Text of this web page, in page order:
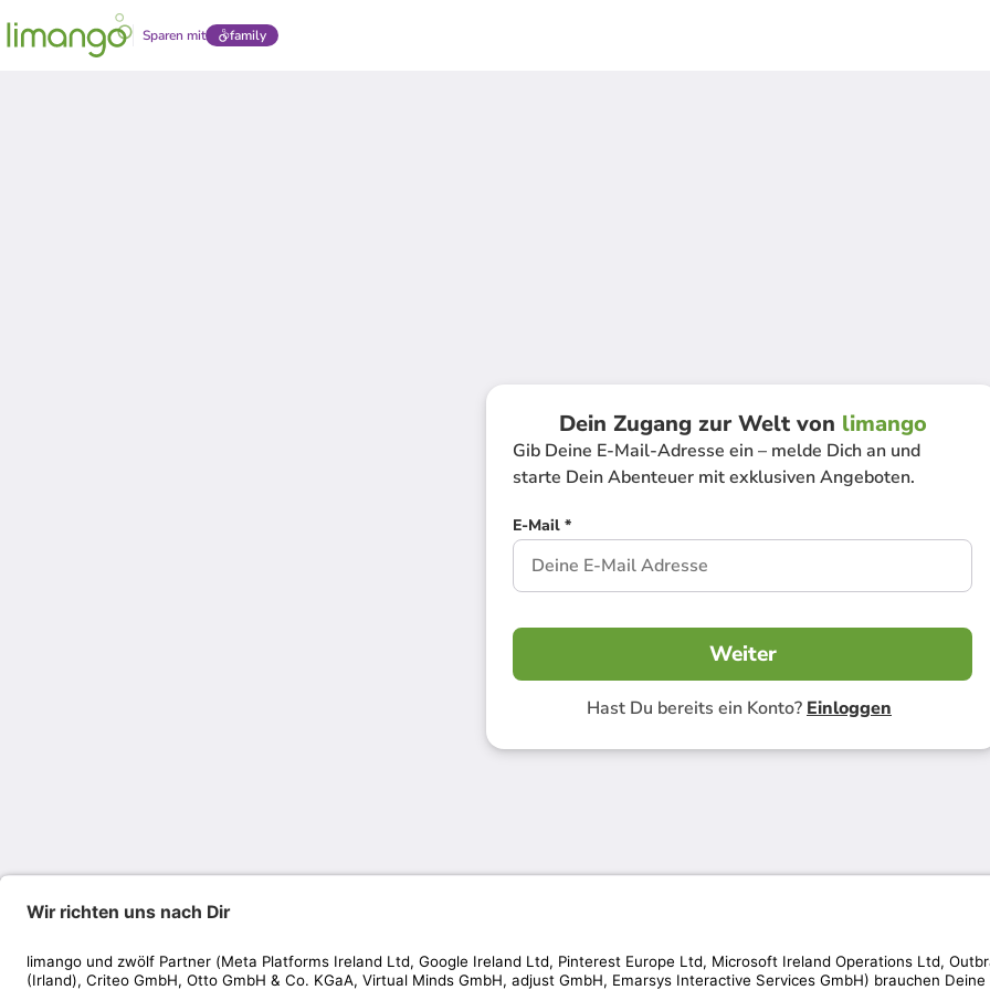
Sparen mit family
Dein Zugang zur Welt von limango
Gib Deine E-Mail-Adresse ein – melde Dich an und
starte Dein Abenteuer mit exklusiven Angeboten.
E-Mail *
Weiter
Hast Du bereits ein Konto? Einloggen